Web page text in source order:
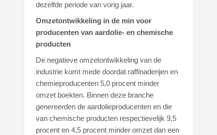
dezelfde periode van vorig jaar.
Omzetontwikkeling in de min voor
producenten van aardolie- en chemische
producten
De negatieve omzetontwikkeling van de
industrie komt mede doordat raffinaderijen en
chemieproducenten 5,0 procent minder
omzet boekten. Binnen deze branche
genereerden de aardolieproducenten en die
van chemische producten respectievelijk 9,5
procent en 4,5 procent minder omzet dan een